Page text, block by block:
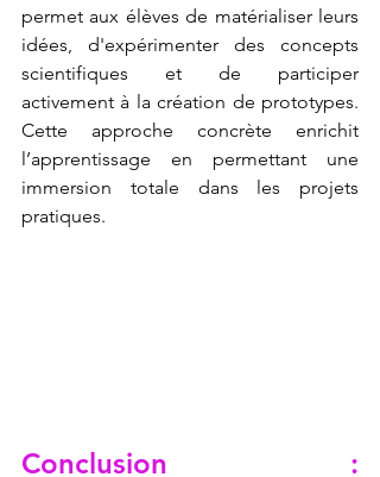
permet aux élèves de matérialiser leurs
idées, d'expérimenter des concepts
scientifiques et de participer
activement à la création de prototypes.
Cette approche concrète enrichit
l’apprentissage en permettant une
immersion totale dans les projets
pratiques.
Conclusion :